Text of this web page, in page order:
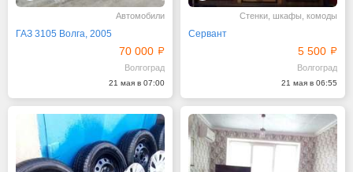
Автомобили
ГАЗ 3105 Волга, 2005
70 000
Волгоград
21 мая в 07:00
Стенки, шкафы, комоды
Сервант
5 500
Волгоград
21 мая в 06:55